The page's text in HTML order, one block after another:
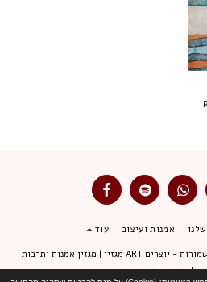
אמנות ועיצוב עוד
יוצרים ART מגזין | מגזין אמנות ותרבות
|מדיניות פרטיות